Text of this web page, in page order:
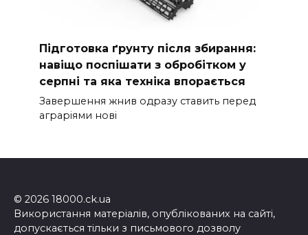
Підготовка ґрунту після збирання:
навіщо поспішати з обробітком у
серпні та яка техніка впорається
Завершення жнив одразу ставить перед
аграріями нові
© 2026 18000.ck.ua
Використання матеріалів, опублікованих на сайті,
допускається тільки з письмового дозволу